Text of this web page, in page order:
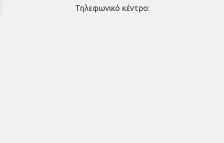
Τηλεφωνικό κέντρο: